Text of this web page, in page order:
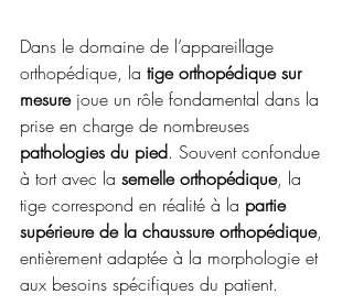
Dans le domaine de l’appareillage
orthopédique, la tige orthopédique sur
mesure joue un rôle fondamental dans la
prise en charge de nombreuses
pathologies du pied. Souvent confondue
à tort avec la semelle orthopédique, la
tige correspond en réalité à la partie
supérieure de la chaussure orthopédique,
entièrement adaptée à la morphologie et
aux besoins spécifiques du patient.